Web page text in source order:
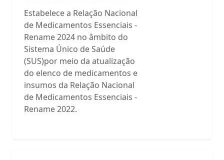
Estabelece a Relação Nacional
de Medicamentos Essenciais -
Rename 2024 no âmbito do
Sistema Único de Saúde
(SUS)por meio da atualização
do elenco de medicamentos e
insumos da Relação Nacional
de Medicamentos Essenciais -
Rename 2022.